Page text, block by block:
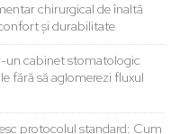
chirurgical de înaltă
și durabilitate
un cabinet stomatologic
fără să aglomerezi fluxul
protocolul standard: Cum